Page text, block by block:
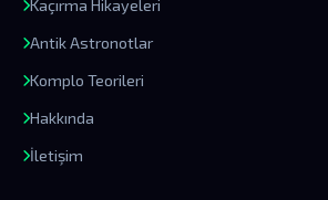
Kaçırma Hikayeleri
Antik Astronotlar
Komplo Teorileri
Hakkında
İletişim